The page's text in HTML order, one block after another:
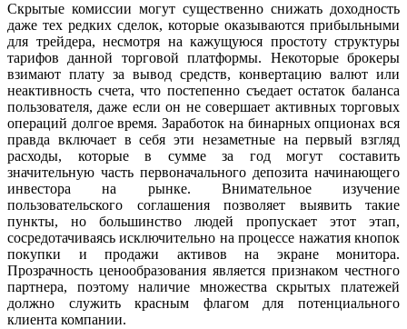
Скрытые комиссии могут существенно снижать доходность
даже тех редких сделок, которые оказываются прибыльными
для трейдера, несмотря на кажущуюся простоту структуры
тарифов данной торговой платформы. Некоторые брокеры
взимают плату за вывод средств, конвертацию валют или
неактивность счета, что постепенно съедает остаток баланса
пользователя, даже если он не совершает активных торговых
операций долгое время. Заработок на бинарных опционах вся
правда включает в себя эти незаметные на первый взгляд
расходы, которые в сумме за год могут составить
значительную часть первоначального депозита начинающего
инвестора на рынке. Внимательное изучение
пользовательского соглашения позволяет выявить такие
пункты, но большинство людей пропускает этот этап,
сосредотачиваясь исключительно на процессе нажатия кнопок
покупки и продажи активов на экране монитора.
Прозрачность ценообразования является признаком честного
партнера, поэтому наличие множества скрытых платежей
должно служить красным флагом для потенциального
клиента компании.